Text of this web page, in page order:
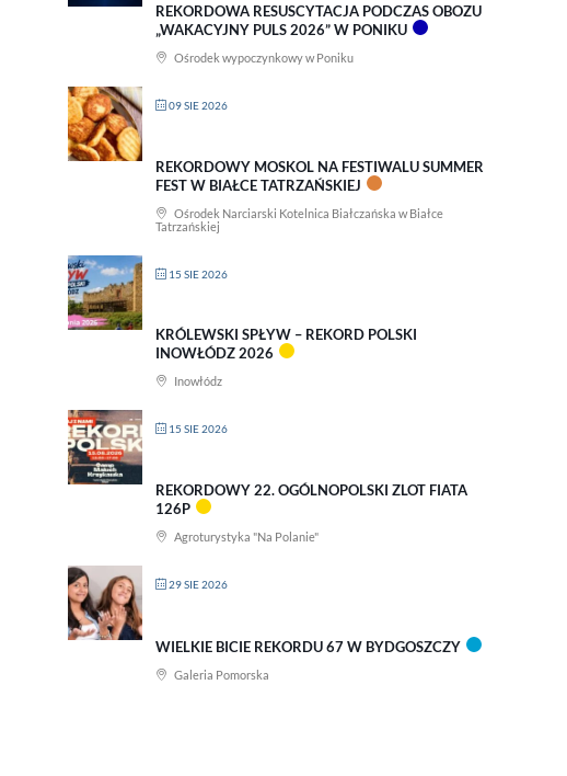
REKORDOWA RESUSCYTACJA PODCZAS OBOZU
„WAKACYJNY PULS 2026” W PONIKU
Ośrodek wypoczynkowy w Poniku
09 SIE 2026
REKORDOWY MOSKOL NA FESTIWALU SUMMER
FEST W BIAŁCE TATRZAŃSKIEJ
Ośrodek Narciarski Kotelnica Białczańska w Białce
Tatrzańskiej
15 SIE 2026
KRÓLEWSKI SPŁYW – REKORD POLSKI
INOWŁÓDZ 2026
Inowłódz
15 SIE 2026
REKORDOWY 22. OGÓLNOPOLSKI ZLOT FIATA
126P
Agroturystyka "Na Polanie"
29 SIE 2026
WIELKIE BICIE REKORDU 67 W BYDGOSZCZY
Galeria Pomorska